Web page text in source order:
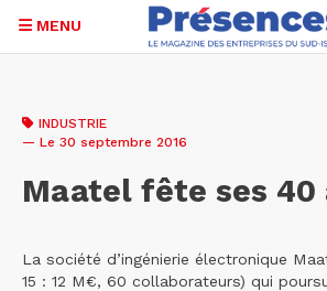
contenu
MENU
INDUSTRIE
— Le 30 septembre 2016
Maatel fête ses 40
La société d’ingénierie électronique
15 : 12 M€, 60 collaborateurs) qui